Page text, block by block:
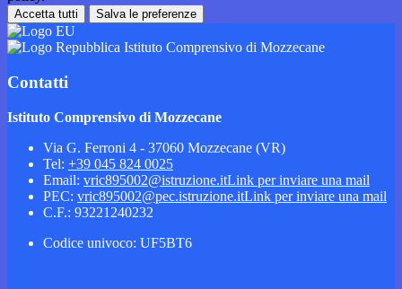
Accetta tutti Salva le preferenze
Istituto Comprensivo di Mozzecane
Contatti
Istituto Comprensivo di Mozzecane
Via G. Ferroni 4 - 37060 Mozzecane (VR)
Tel: +39 045 824 0025
Email: vric895002@istruzione.itLink per inviare una mail
PEC: vric895002@pec.istruzione.itLink per inviare una mail
C.F.: 93221240232
Codice univoco: UF5BT6